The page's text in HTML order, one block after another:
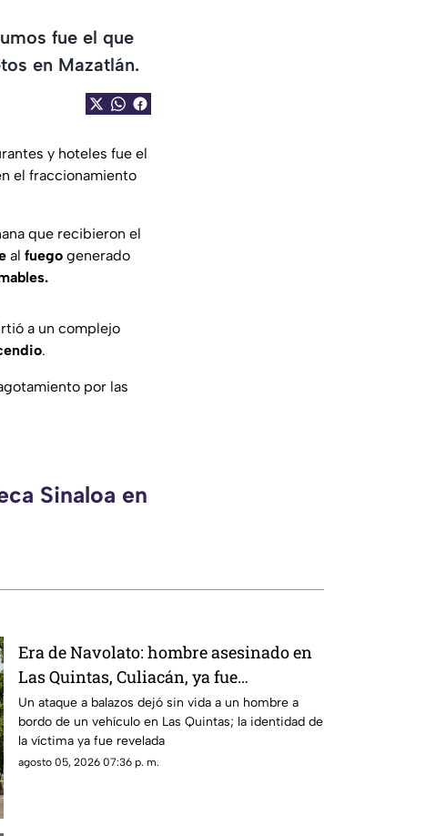
fue el que
en Mazatlán.
y hoteles fue el
el fraccionamiento
que recibieron el
al fuego generado
a un complejo
.
por las
Sinaloa en
Era de Navolato: hombre asesinado en
Las Quintas, Culiacán, ya fue
identificado
Un ataque a balazos dejó sin vida a un hombre a
bordo de un vehículo en Las Quintas; la identidad de
la víctima ya fue revelada
agosto 05, 2026 07:36 p. m.